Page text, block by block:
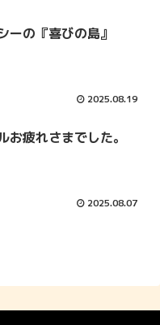
ーの『喜びの島』
2025.08.19
お疲れさまでした。
2025.08.07